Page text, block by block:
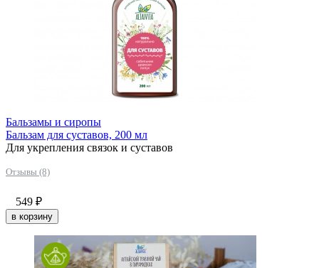
Бальзамы и сиропы
Бальзам для суставов, 200 мл
Для укрепления связок и суставов
Отзывы (8)
549 ₽
в корзину